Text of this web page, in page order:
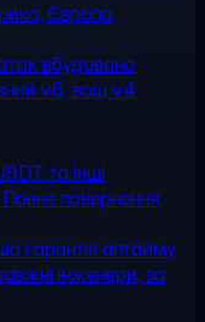
Європа,
вбудовано
v6, ваш v4
та інші
Повне повернення,
гарантія аптайму
інженери, за